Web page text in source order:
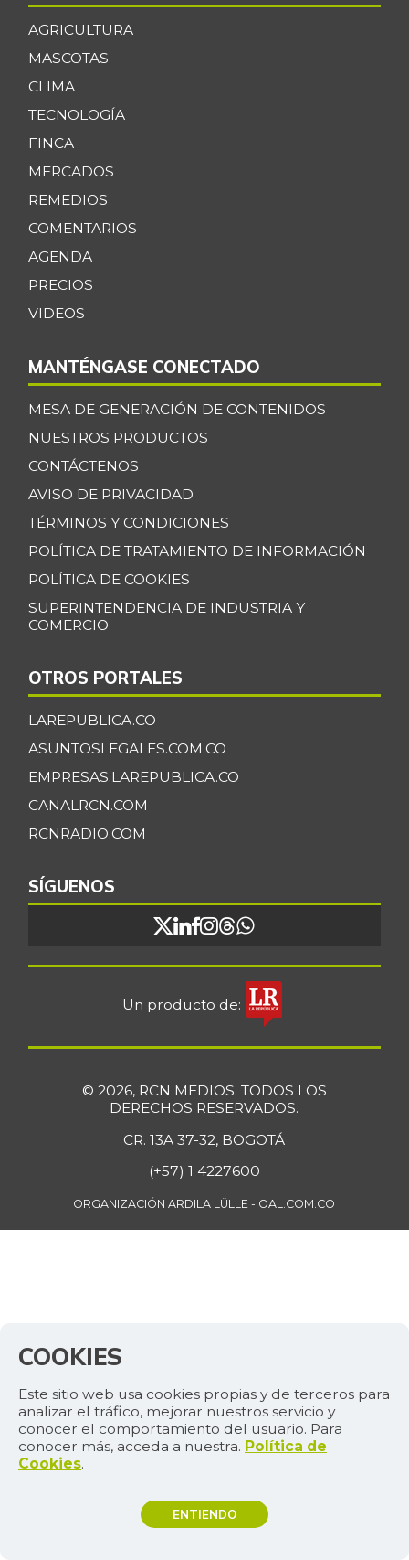
AGRICULTURA
MASCOTAS
CLIMA
TECNOLOGÍA
FINCA
MERCADOS
REMEDIOS
COMENTARIOS
AGENDA
PRECIOS
VIDEOS
MANTÉNGASE CONECTADO
MESA DE GENERACIÓN DE CONTENIDOS
NUESTROS PRODUCTOS
CONTÁCTENOS
AVISO DE PRIVACIDAD
TÉRMINOS Y CONDICIONES
POLÍTICA DE TRATAMIENTO DE INFORMACIÓN
POLÍTICA DE COOKIES
SUPERINTENDENCIA DE INDUSTRIA Y
COMERCIO
OTROS PORTALES
LAREPUBLICA.CO
ASUNTOSLEGALES.COM.CO
EMPRESAS.LAREPUBLICA.CO
CANALRCN.COM
RCNRADIO.COM
SÍGUENOS
Un producto de:
© 2026, RCN MEDIOS. TODOS LOS
DERECHOS RESERVADOS.
CR. 13A 37-32, BOGOTÁ
(+57) 1 4227600
ORGANIZACIÓN ARDILA LÜLLE - OAL.COM.CO
COOKIES
Este sitio web usa cookies propias y de terceros para
analizar el tráfico, mejorar nuestros servicio y
conocer el comportamiento del usuario. Para
conocer más, acceda a nuestra. Política de
Cookies.
ENTIENDO